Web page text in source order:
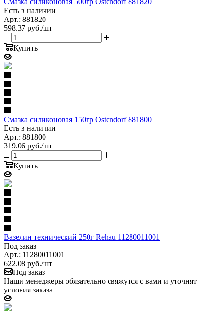
Есть в наличии
Арт.: 881820
598.37 руб./шт
Купить
Смазка силиконовая 150гр Ostendorf 881800
Есть в наличии
Арт.: 881800
319.06 руб./шт
Купить
Вазелин технический 250г Rehau 11280011001
Под заказ
Арт.: 11280011001
622.08 руб./шт
Под заказ
Наши менеджеры обязательно свяжутся с вами и уточнят
условия заказа